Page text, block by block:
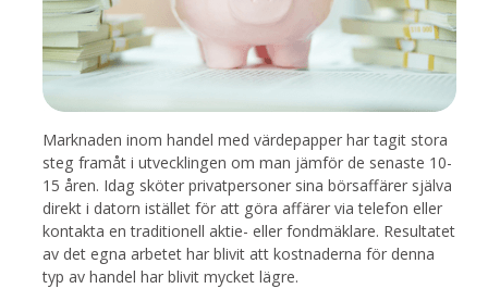
Marknaden inom handel med värdepapper har tagit stora
steg framåt i utvecklingen om man jämför de senaste 10-
15 åren. Idag sköter privatpersoner sina börsaffärer själva
direkt i datorn istället för att göra affärer via telefon eller
kontakta en traditionell aktie- eller fondmäklare. Resultatet
av det egna arbetet har blivit att kostnaderna för denna
typ av handel har blivit mycket lägre.